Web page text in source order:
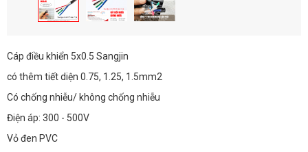
Cáp điều khiển 5x0.5 Sangjin
có thêm tiết diện 0.75, 1.25, 1.5mm2
Có chống nhiễu/ không chống nhiễu
Điện áp: 300 - 500V
Vỏ đen PVC